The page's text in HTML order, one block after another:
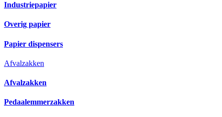
Industriepapier
Overig papier
Papier dispensers
Afvalzakken
Afvalzakken
Pedaalemmerzakken